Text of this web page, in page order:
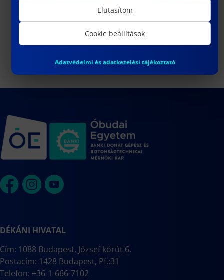
Tűzvédelmi Konferencia
Matematika felzárkóztató (BT,
Kiber, Mecha első éveseknek)
DÉKÁNI HIVATAL
Cím: 1088 Budapest, József körút 6.
Postacím: 1428 Budapest, Pf.:31
Telefon: +36-1-666-7102
Elutasítom
Cookie beállítások
Adatvédelmi és adatkezelési tájékoztató